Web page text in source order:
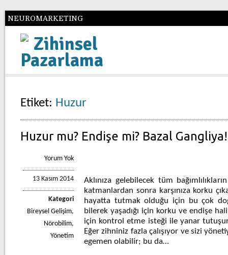
NEUROMARKETING
Zihinsel
Pazarlama
Etiket: Huzur
Huzur mu? Endişe mi? Bazal Gangliya!
Yorum Yok
13 Kasım 2014
Kategori
Bireysel Gelişim,
Nörobilim,
Yönetim
Aklınıza gelebilecek tüm
katmanlardan sonra karşınıza korku
hayatta tutmak olduğu için bu çok
bilerek yaşadığı için korku ve endişe
için kontrol etme isteği ile yanar
Eğer zihniniz fazla çalışıyor ve sizi
egemen olabilir; bu da…